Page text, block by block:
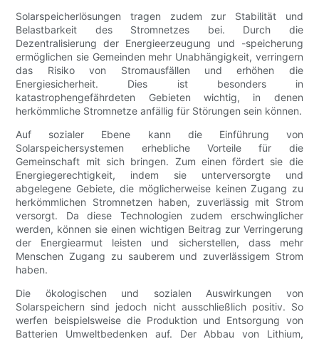
Solarspeicherlösungen tragen zudem zur Stabilität und
Belastbarkeit des Stromnetzes bei. Durch die
Dezentralisierung der Energieerzeugung und -speicherung
ermöglichen sie Gemeinden mehr Unabhängigkeit, verringern
das Risiko von Stromausfällen und erhöhen die
Energiesicherheit. Dies ist besonders in
katastrophengefährdeten Gebieten wichtig, in denen
herkömmliche Stromnetze anfällig für Störungen sein können.
Auf sozialer Ebene kann die Einführung von
Solarspeichersystemen erhebliche Vorteile für die
Gemeinschaft mit sich bringen. Zum einen fördert sie die
Energiegerechtigkeit, indem sie unterversorgte und
abgelegene Gebiete, die möglicherweise keinen Zugang zu
herkömmlichen Stromnetzen haben, zuverlässig mit Strom
versorgt. Da diese Technologien zudem erschwinglicher
werden, können sie einen wichtigen Beitrag zur Verringerung
der Energiearmut leisten und sicherstellen, dass mehr
Menschen Zugang zu sauberem und zuverlässigem Strom
haben.
Die ökologischen und sozialen Auswirkungen von
Solarspeichern sind jedoch nicht ausschließlich positiv. So
werfen beispielsweise die Produktion und Entsorgung von
Batterien Umweltbedenken auf. Der Abbau von Lithium,